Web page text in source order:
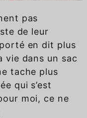
pas
de leur
en dit plus
vie dans un sac
tache plus
qui s’est
moi, ce ne